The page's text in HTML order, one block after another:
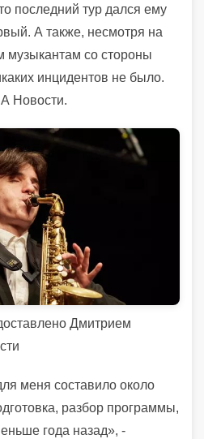
последний тур дался ему
А также, несмотря на
музыкантам со стороны
инцидентов не было.
Новости.
Дмитрием
меня составило около
разбор программы,
года назад», -